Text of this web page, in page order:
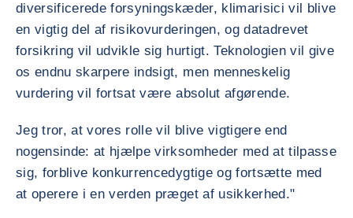
diversificerede forsyningskæder, klimarisici vil blive
en vigtig del af risikovurderingen, og datadrevet
forsikring vil udvikle sig hurtigt. Teknologien vil give
os endnu skarpere indsigt, men menneskelig
vurdering vil fortsat være absolut afgørende.
Jeg tror, at vores rolle vil blive vigtigere end
nogensinde: at hjælpe virksomheder med at tilpasse
sig, forblive konkurrencedygtige og fortsætte med
at operere i en verden præget af usikkerhed."